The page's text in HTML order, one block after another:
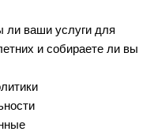
ли ваши услуги для
и собираете ли вы